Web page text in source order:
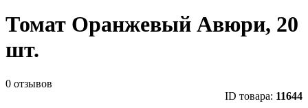
Томат Оранжевый Авюри, 20
шт.
0 отзывов
ID товара: 11644